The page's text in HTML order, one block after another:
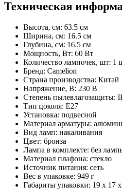
Техническая
Высота, см: 63.5 см
Ширина, см: 16.5 см
Глубина, см: 16.5 см
Мощность, Вт: 60 Вт
Количество лампочек, шт: 1
Бренд: Camelion
Страна производства: Китай
Напряжение, В: 230 В
Степень пылевлагозащиты:
Тип цоколя: E27
Установка: подвесной
Материал арматуры:
Вид ламп: накаливания
Цвет: бронза
Лампа в комплекте: без
Материал плафона: стекло
Источник питания: сеть
Вес в упаковке: 949 г
Габариты упаковки: 19 x 17